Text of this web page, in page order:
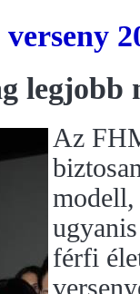
legjobb
Az
férfi